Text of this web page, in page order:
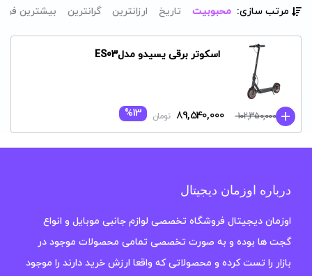
مرتب سازی: محبوبیت تاریخ ارزانترین گرانترین بیشترین
اسکوتر برقی یسیدو مدلES03
102,350,000
قیمت
اصلی:
89,540,000 تومان
قیمت
فعلی:
%13
درباره اوزمان دیجیتال
اوزمان دیجیتال فروشگاه تخصصی لوازم جانبی موبایل و انواع
گجت ها بوده و به صورت تخصصی تمامی محصولات موجود در
بازار را تست کرده و محصولاتی که واقعا ارزش خرید دارند را موجود